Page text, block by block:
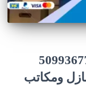
نقل عفش تيماء 50993677
ومكاتب